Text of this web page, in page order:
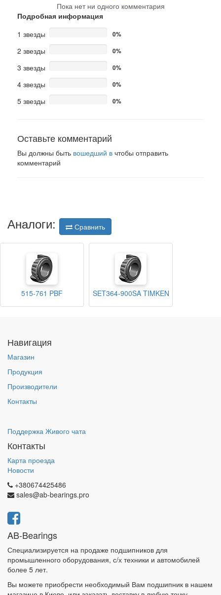
Пока нет ни одного комментария
Подробная информация
1 звезды
0%
2 звезды 0%
3 звезды 0%
4 звезды 0%
5 звезды 0%
Оставьте комментарий
Вы должны быть вошедший в чтобы отправить
комментарий
Аналоги: Сравнить
515-761 PBF SET364-900SA TIMKEN
Навигация
Магазин
Продукция
Производители
Контакты
Поддержка Живого чата
Контакты
Карта проезда
Новости
+380674425486
sales@ab-bearings.pro
AB-Bearings
Специализируется на продаже подшипников для
промышленного оборудования, с/х техники и автомобилей
более 5 лет.
Вы можете приобрести необходимый Вам подшипник в нашем